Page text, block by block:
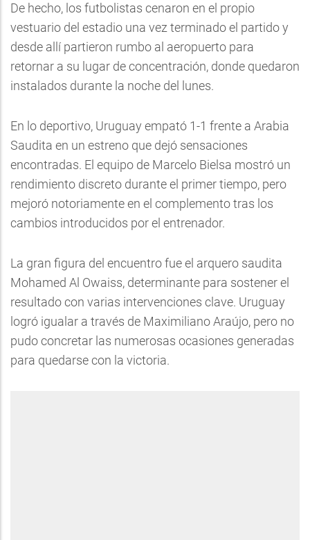
De hecho, los futbolistas cenaron en el propio
vestuario del estadio una vez terminado el partido y
desde allí partieron rumbo al aeropuerto para
retornar a su lugar de concentración, donde quedaron
instalados durante la noche del lunes.
En lo deportivo, Uruguay empató 1-1 frente a Arabia
Saudita en un estreno que dejó sensaciones
encontradas. El equipo de Marcelo Bielsa mostró un
rendimiento discreto durante el primer tiempo, pero
mejoró notoriamente en el complemento tras los
cambios introducidos por el entrenador.
La gran figura del encuentro fue el arquero saudita
Mohamed Al Owaiss, determinante para sostener el
resultado con varias intervenciones clave. Uruguay
logró igualar a través de Maximiliano Araújo, pero no
pudo concretar las numerosas ocasiones generadas
para quedarse con la victoria.